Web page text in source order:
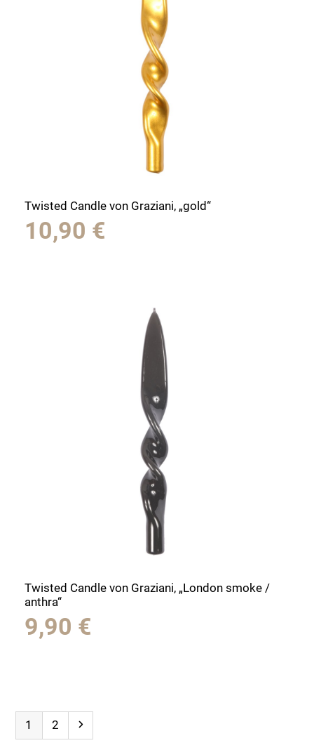
Twisted Candle von Graziani, „gold“
10,90 €
Twisted Candle von Graziani, „London smoke /
anthra“
9,90 €
Page
1 Page
2 Next